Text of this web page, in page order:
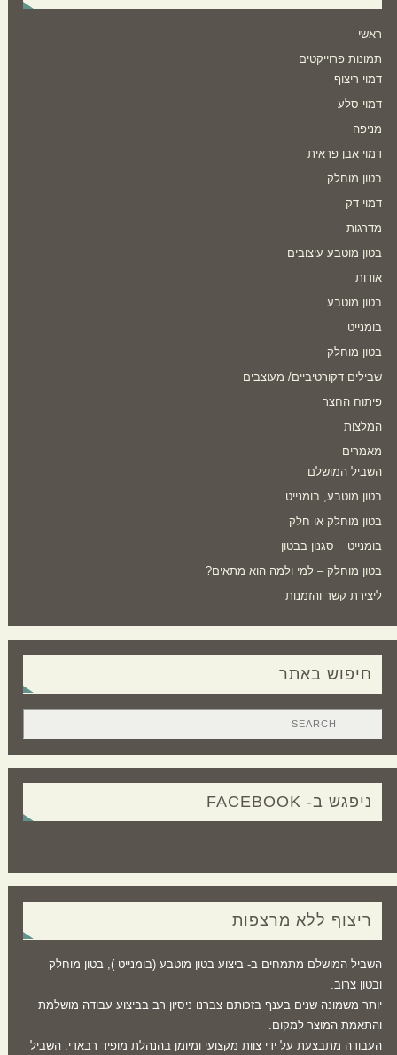
ראשי
תמונות פרוייקטים
דמוי ריצוף
דמוי סלע
מניפה
דמוי אבן פראית
בטון מוחלק
דמוי דק
מדרגות
בטון מוטבע עיצובים
אודות
בטון מוטבע
בומנייט
בטון מוחלק
שבילים דקורטיביים/ מעוצבים
פיתוח החצר
המלצות
מאמרים
השביל המושלם
בטון מוטבע, בומנייט
בטון מוחלק או חלק
בומנייט – סגנון בבטון
בטון מוחלק – למי ולמה הוא מתאים?
ליצירת קשר והזמנות
חיפוש באתר
ניפגש ב- FACEBOOK
ריצוף ללא מרצפות
השביל המושלם מתמחים ב- ביצוע בטון מוטבע (בומנייט ), בטון מוחלק
ובטון צרוב.
יותר משמונה שנים בענף בזכותם צברנו ניסיון רב בביצוע עבודה מושלמת
והתאמת המוצר למקום.
העבודה מתבצעת על ידי צוות מקצועי ומיומן בהנהלת מופיד רבאדי. השביל